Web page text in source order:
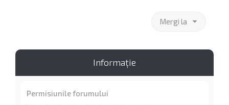
Mergi la
Informaţie
Permisiunile forumului